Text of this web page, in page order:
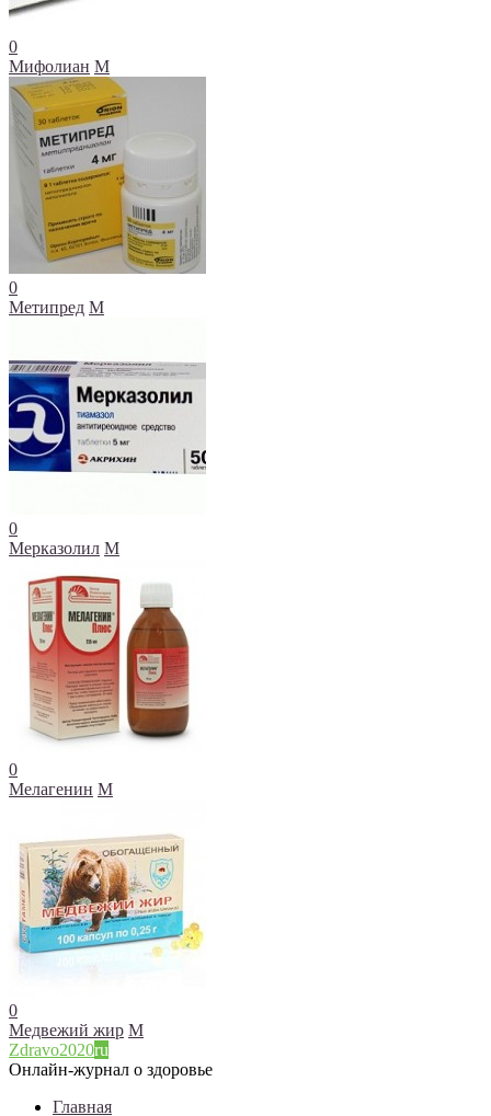
0
Мифолиан М
0
Метипред М
0
Мерказолил М
0
Мелагенин М
0
Медвежий жир М
Zdravo2020ru
Онлайн-журнал о здоровье
Главная